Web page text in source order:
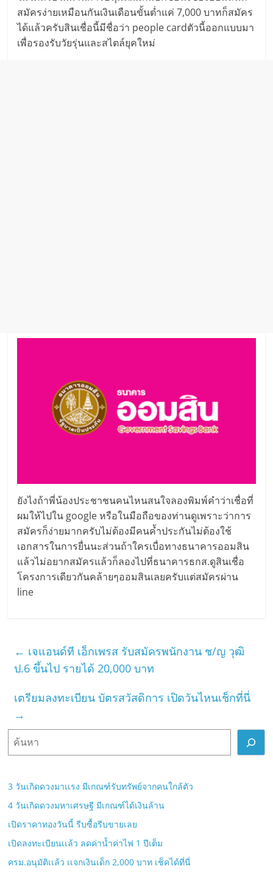
สมัครง่ายเหมือนกันเงินเดือนขั้นต่ำแค่ 7,000 บาทก็สมัคร
ได้แล้วครับสินเชื่อนี้มีชื่อว่า people cardตัวนี้ออกแบบมา
เพื่อรองรับวัยรุ่นและสไตล์ยุคใหม่
ยังไงถ้าพี่น้องประชาชนคนไหนสนใจลองพิมพ์คำว่าเชื่อที่
ผมให้ไปใน google หรือในมือถือของท่านดูเพราะว่าการ
สมัครก็ง่ายมากครับไม่ต้องมีคนค้ำประกันไม่ต้องใช้
เอกสารในการยื่นนะส่วนถ้าใครเบื่อทางธนาคารออมสิน
แล้วไม่อยากสมัครแล้วก็ลองไปที่ธนาคารธกส.ดูสินเชื่อ
โครงการเดียวกันคล้ายๆออมสินเลยครับแต่สมัครผ่าน
line
← เจแอนด์ที เอ็กเพรส รับสมัครพนักงาน ช/ญ วุฒิ
ป.6 ขึ้นไป รายได้ 20,000 บาท
เตรียมลงทะเบียน บัตรสวัสดิการ เปิดวันไหนเช็กที่นี่
→
3 วันเกิดดวงมาเเรง มีเกณฑ์รับทรัพย์จากคนใกล้ตัว
4 วันเกิดดวงมหาเศรษฐี มีเกณฑ์ได้เงินล้าน
เปิดราคาทองวันนี้ รีบซื้อรีบขายเลย
เปิดลงทะเบียนเเล้ว ลดค่าน้ำค่าไฟ 1 ปีเต็ม
ครม.อนุมัติเเล้ว เเจกเงินเด็ก 2,000 บาท เช็คได้ที่นี่